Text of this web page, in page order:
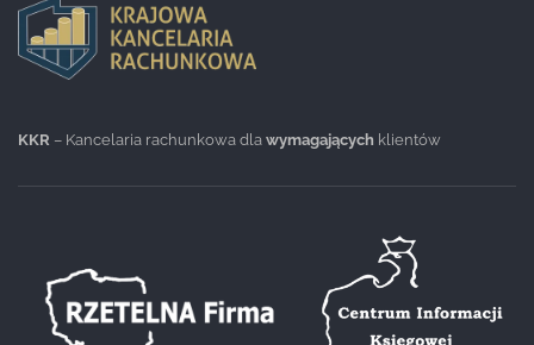
KKR – Kancelaria rachunkowa dla wymagających klientów